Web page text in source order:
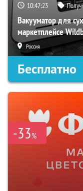
10:47:21
Вакууматор для
маркетплейсе
Россия
Бесплатно
-33%